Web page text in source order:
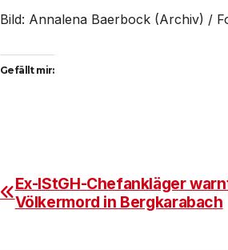
Bild: Annalena Baerbock (Archiv) /
Gefällt mir:
Ex-IStGH-Chefankläger
Völkermord in Bergkarabach